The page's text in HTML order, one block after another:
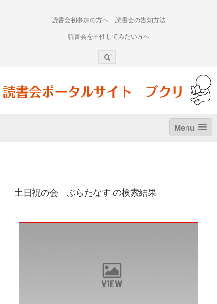
読書会初参加の方へ 読書会の告知方法
読書会を主催してみたい方へ
Menu
土日祝の会 ぷらたなす の検索結果